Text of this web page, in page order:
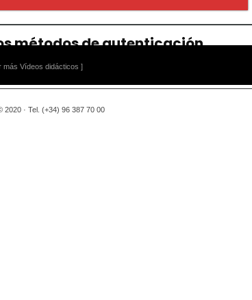
más Vídeos didácticos ]
· Tel. (+34) 96 387 70 00